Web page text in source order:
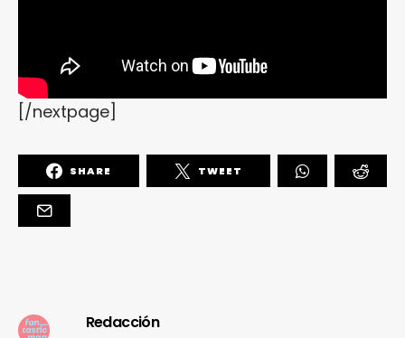
[/nextpage]
SHARE TWEET
Redacción